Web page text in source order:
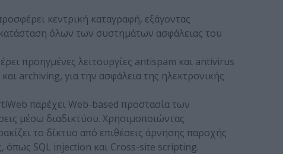
κεντρική καταγραφή, εξάγοντας
κατάσταση όλων των συστημάτων ασφάλειας του
προηγμένες λειτουργίες antispam και antivirus
archiving, για την ασφάλεια της ηλεκτρονικής
παρέχει Web-based προστασία των
μέσω διαδικτύου. Χρησιμοποιώντας
το δίκτυο από επιθέσεις άρνησης παροχής
όπως SQL injection και Cross-site scripting.